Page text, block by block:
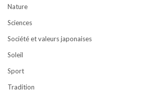
Nature
Sciences
Société et valeurs japonaises
Soleil
Sport
Tradition